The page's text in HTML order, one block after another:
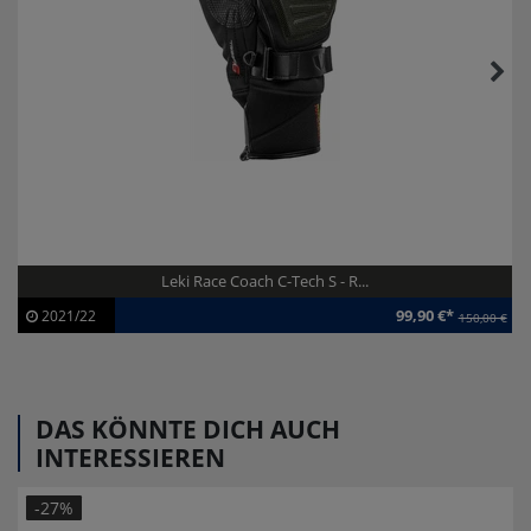
Leki Race Coach C-Tech S - R...
Artikel-ID:
112883
2021/22 99,90 €* 150,00 €
DAS KÖNNTE DICH AUCH
INTERESSIEREN
-27%